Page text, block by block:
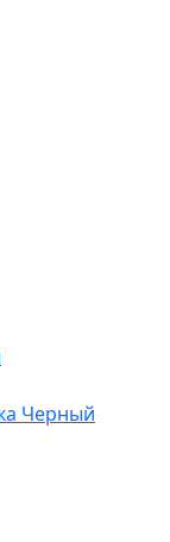
Черный